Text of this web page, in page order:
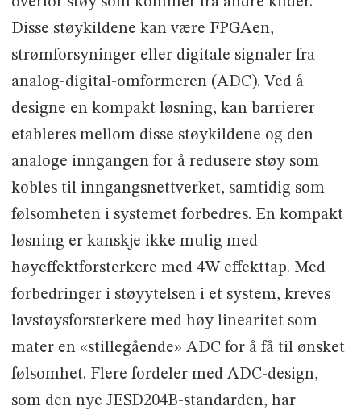
Disse støykildene kan være FPGAen,
strømforsyninger eller digitale signaler fra
analog-digital-omformeren (ADC). Ved å
designe en kompakt løsning, kan barrierer
etableres mellom disse støykildene og den
analoge inngangen for å redusere støy som
kobles til inngangsnettverket, samtidig som
følsomheten i systemet forbedres. En kompakt
løsning er kanskje ikke mulig med
høyeffektforsterkere med 4W effekttap. Med
forbedringer i støyytelsen i et system, kreves
lavstøysforsterkere med høy linearitet som
mater en «stillegående» ADC for å få til ønsket
følsomhet. Flere fordeler med ADC-design,
som den nye JESD204B-standarden, har